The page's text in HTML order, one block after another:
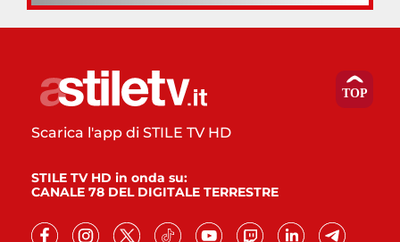
Scarica l'app di STILE TV HD
STILE TV HD in onda su:
CANALE 78 DEL DIGITALE TERRESTRE